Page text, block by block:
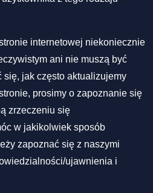
internetowej niekoniecznie
ani nie muszą być
się, jak często aktualizujemy
prosimy o zapoznanie się
zrzeczeniu się
w jakikolwiek sposób
zapoznać się z naszymi
ujawnienia i